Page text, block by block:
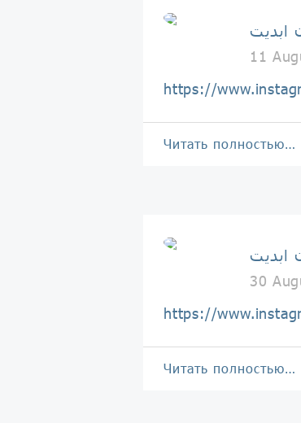
ابدیت
11
https://
Читать полностью…
ابدیت
30
https://
Читать полностью…